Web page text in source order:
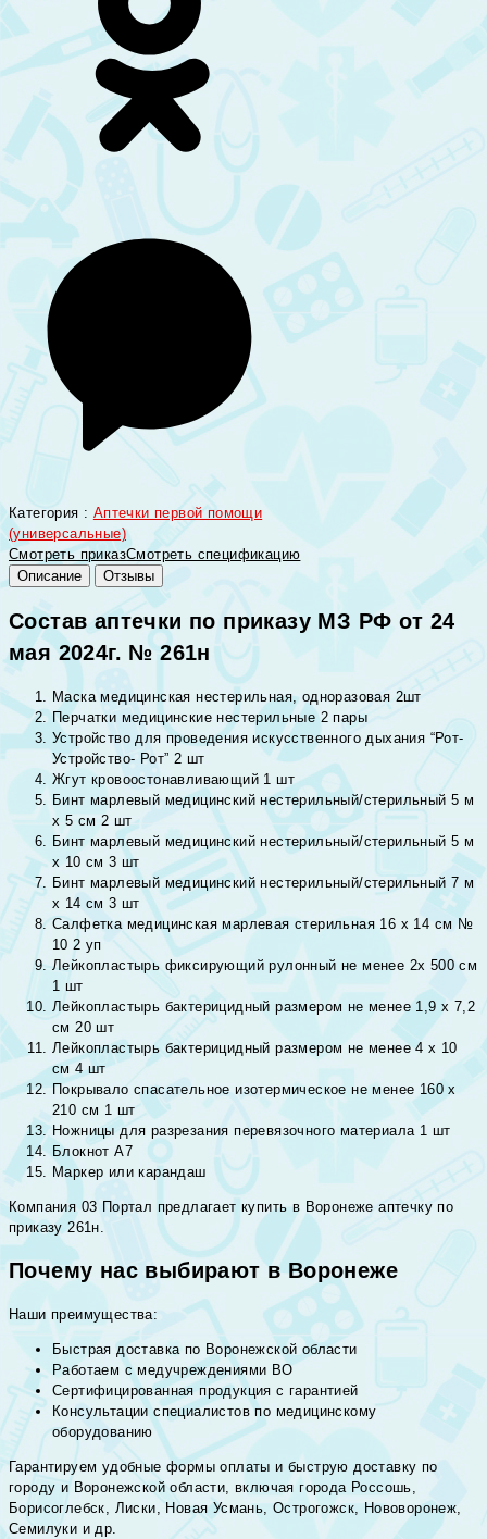
Категория : Аптечки первой помощи
(универсальные)
Смотреть приказСмотреть спецификацию
Описание
Отзывы
Состав аптечки по приказу МЗ РФ от 24
мая 2024г. № 261н
Маска медицинская нестерильная, одноразовая 2шт
Перчатки медицинские нестерильные 2 пары
Устройство для проведения искусственного дыхания “Рот-
Устройство- Рот” 2 шт
Жгут кровоостонавливающий 1 шт
Бинт марлевый медицинский нестерильный/стерильный 5 м
х 5 см 2 шт
Бинт марлевый медицинский нестерильный/стерильный 5 м
х 10 см 3 шт
Бинт марлевый медицинский нестерильный/стерильный 7 м
х 14 см 3 шт
Салфетка медицинская марлевая стерильная 16 х 14 см №
10 2 уп
Лейкопластырь фиксирующий рулонный не менее 2х 500 см
1 шт
Лейкопластырь бактерицидный размером не менее 1,9 х 7,2
см 20 шт
Лейкопластырь бактерицидный размером не менее 4 х 10
см 4 шт
Покрывало спасательное изотермическое не менее 160 х
210 см 1 шт
Ножницы для разрезания перевязочного материала 1 шт
Блокнот А7
Маркер или карандаш
Компания 03 Портал предлагает купить в Воронеже аптечку по
приказу 261н.
Почему нас выбирают в Воронеже
Наши преимущества:
Быстрая доставка по Воронежской области
Работаем с медучреждениями ВО
Сертифицированная продукция с гарантией
Консультации специалистов по медицинскому
оборудованию
Гарантируем удобные формы оплаты и быструю доставку по
городу и Воронежской области, включая города Россошь,
Борисоглебск, Лиски, Новая Усмань, Острогожск, Нововоронеж,
Семилуки и др.